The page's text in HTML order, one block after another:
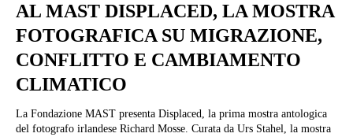
AL MAST DISPLACED, LA MOSTRA
FOTOGRAFICA SU MIGRAZIONE,
CONFLITTO E CAMBIAMENTO
CLIMATICO
La Fondazione MAST presenta Displaced, la prima mostra antologica
del fotografo irlandese Richard Mosse. Curata da Urs Stahel, la mostra